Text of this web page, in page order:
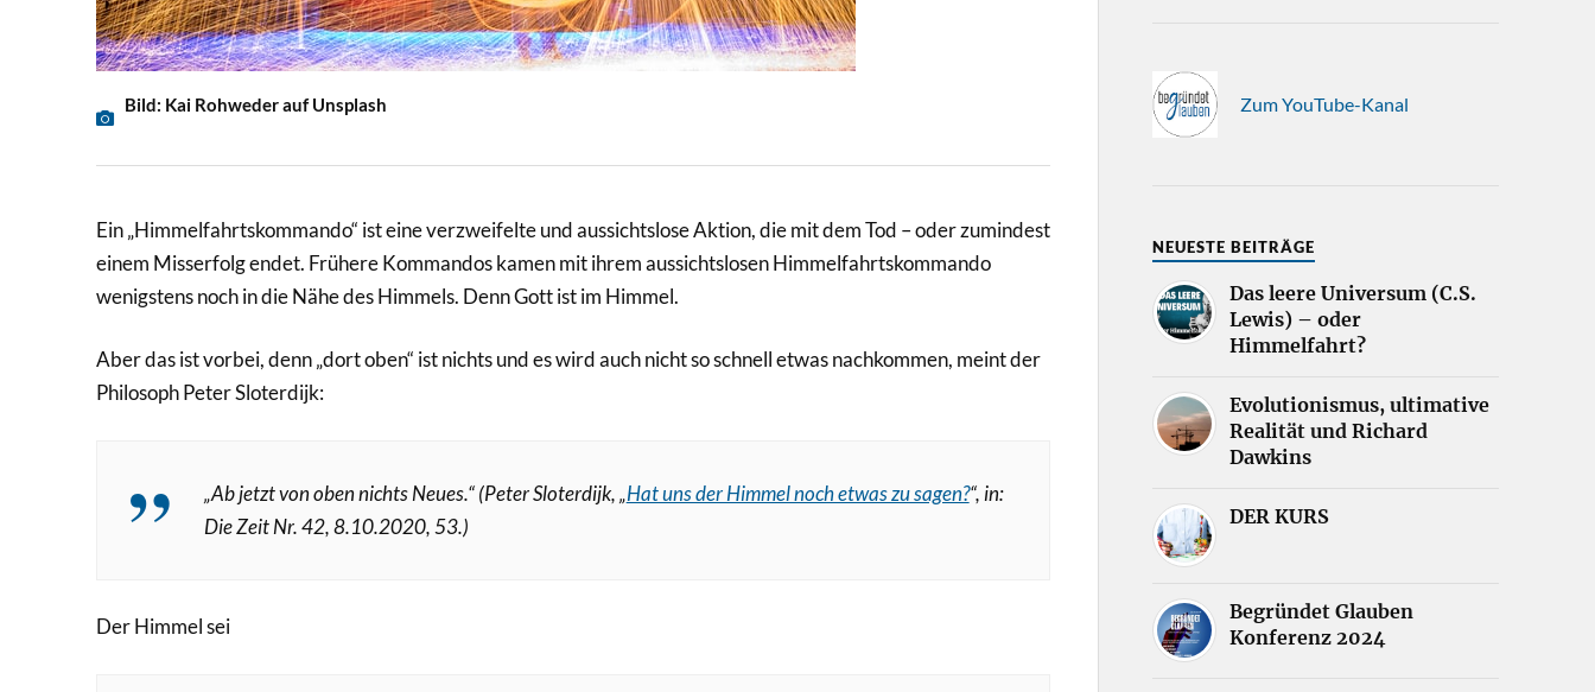
Bild: Kai Rohweder auf Unsplash
Ein „Himmelfahrtskommando“ ist eine verzweifelte und aussichtslose Aktion, die mit dem Tod – oder zumindest
einem Misserfolg endet. Frühere Kommandos kamen mit ihrem aussichtslosen Himmelfahrtskommando
wenigstens noch in die Nähe des Himmels. Denn Gott ist im Himmel.
Aber das ist vorbei, denn „dort oben“ ist nichts und es wird auch nicht so schnell etwas nachkommen, meint der
Philosoph Peter Sloterdijk:
„Ab jetzt von oben nichts Neues.“(Peter Sloterdijk, „Hat uns der Himmel noch etwas zu sagen?“, in:
Die Zeit Nr. 42, 8.10.2020, 53.)
Der Himmel sei
Zum YouTube-Kanal
NEUESTE BEITRÄGE
Das leere Universum (C.S.
Lewis) – oder
Himmelfahrt?
Evolutionismus, ultimative
Realität und Richard
Dawkins
DER KURS
Begründet Glauben
Konferenz 2024